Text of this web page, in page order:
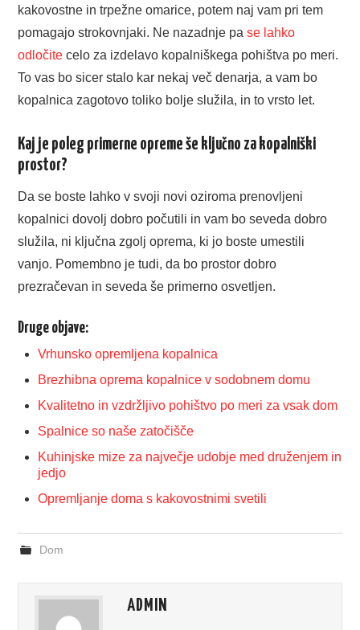
kakovostne in trpežne omarice, potem naj vam pri tem
pomagajo strokovnjaki. Ne nazadnje pase lahko
odločite celo za izdelavo kopalniškega pohištva po meri.
To vas bo sicer stalo kar nekaj več denarja, a vam bo
kopalnica zagotovo toliko bolje služila, in to vrsto let.
Kaj je poleg primerne opreme še ključno za kopalniški
prostor?
Da se boste lahko v svoji novi oziroma prenovljeni
kopalnici dovolj dobro počutili in vam bo seveda dobro
služila, ni ključna zgolj oprema, ki jo boste umestili
vanjo. Pomembno je tudi, da bo prostor dobro
prezračevan in seveda še primerno osvetljen.
Druge objave:
Vrhunsko opremljena kopalnica
Brezhibna oprema kopalnice v sodobnem domu
Kvalitetno in vzdržljivo pohištvo po meri za vsak dom
Spalnice so naše zatočišče
Kuhinjske mize za največje udobje med druženjem in
jedjo
Opremljanje doma s kakovostnimi svetili
Dom
ADMIN